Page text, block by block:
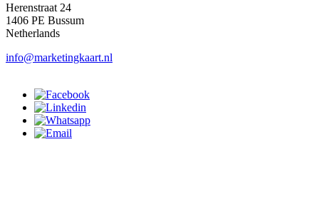
Herenstraat 24
1406 PE Bussum
Netherlands
info@marketingkaart.nl